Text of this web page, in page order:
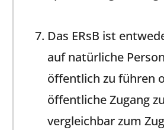
Das ERsB ist
auf natürliche
öffentlich zu führen
öffentliche Zugang
vergleichbar zum